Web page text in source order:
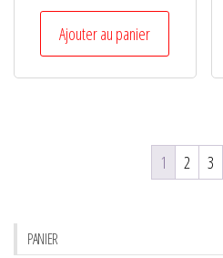
Ajouter au panier
1 2 3
PANIER